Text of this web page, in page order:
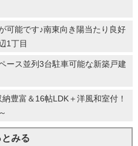
可能です♪南東向き陽当たり良好
1丁目
ース並列3台駐車可能な新築戸建
豊富＆16帖LDK＋洋風和室付！
とみる